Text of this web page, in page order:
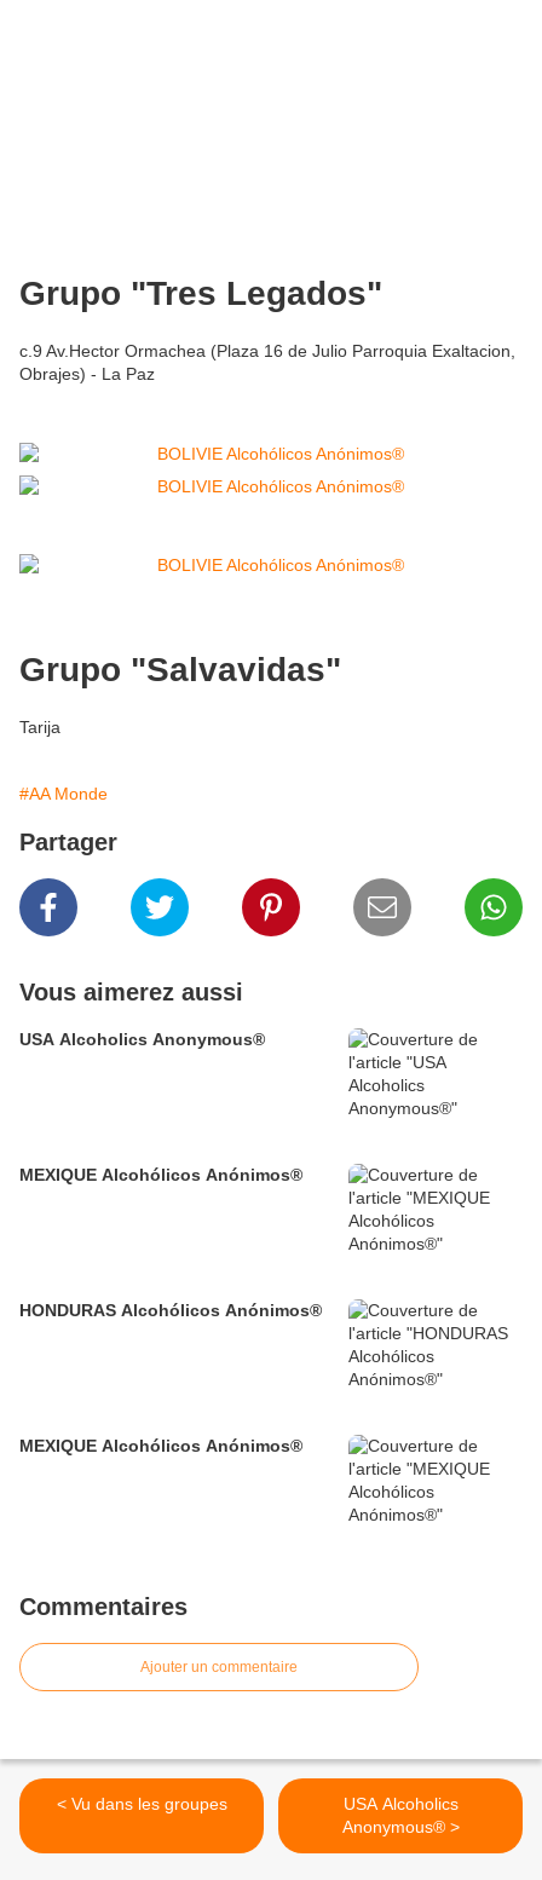
Grupo "Tres Legados"
c.9 Av.Hector Ormachea (Plaza 16 de Julio Parroquia Exaltacion,
Obrajes) - La Paz
Grupo "Salvavidas"
Tarija
#AA Monde
Partager
Vous aimerez aussi
USA Alcoholics Anonymous®
MEXIQUE Alcohólicos Anónimos®
HONDURAS Alcohólicos Anónimos®
MEXIQUE Alcohólicos Anónimos®
Commentaires
Ajouter un commentaire
< Vu dans les groupes
USA Alcoholics
Anonymous® >